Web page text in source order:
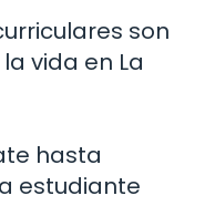
son
vida en La
hasta
estudiante